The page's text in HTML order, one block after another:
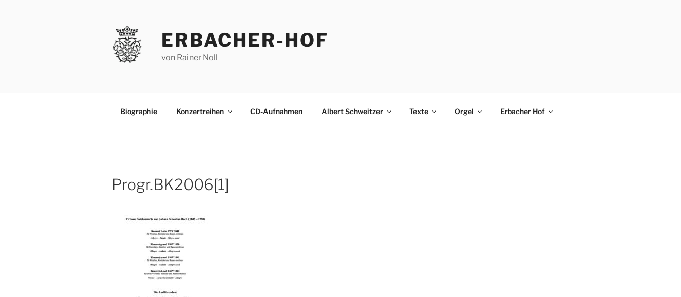
ERBACHER-HOF
von Rainer Noll
Biographie Konzertreihen CD-Aufnahmen Albert Schweitzer Texte Orgel Erbacher Hof
Progr.BK2006[1]